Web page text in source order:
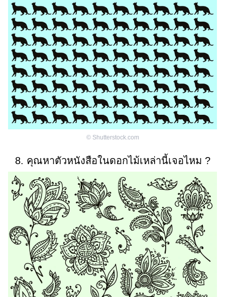
© Shutterstock.com
8. คุณหาตัวหนังสือในดอกไม้เหล่านี้เจอไหม ?